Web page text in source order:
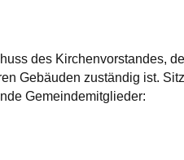
des Kirchenvorstandes,
Gebäuden zuständig ist.
Gemeindemitglieder: